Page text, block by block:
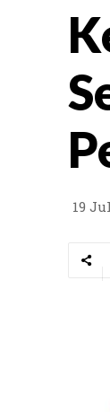
19